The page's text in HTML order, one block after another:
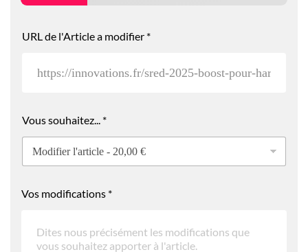
URL de l'Article a modifier *
Vous souhaitez... *
Vos modifications *